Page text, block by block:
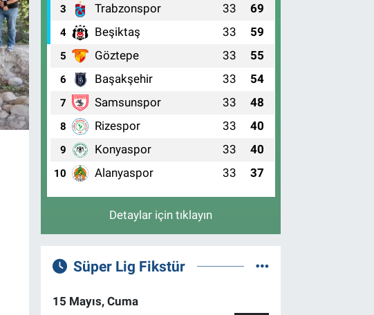
3 Trabzonspor 33 69
4 Beşiktaş 33 59
5 Göztepe 33 55
6 Başakşehir 33 54
7 Samsunspor 33 48
8 Rizespor 33 40
9 Konyaspor 33 40
10 Alanyaspor 33 37
Detaylar için tıklayın
Süper Lig Fikstür
15 Mayıs, Cuma